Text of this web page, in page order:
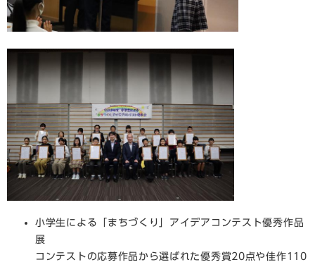
小学生による「まちづくり」アイデアコンテスト優秀作品
展
コンテストの応募作品から選ばれた優秀賞20点や佳作110